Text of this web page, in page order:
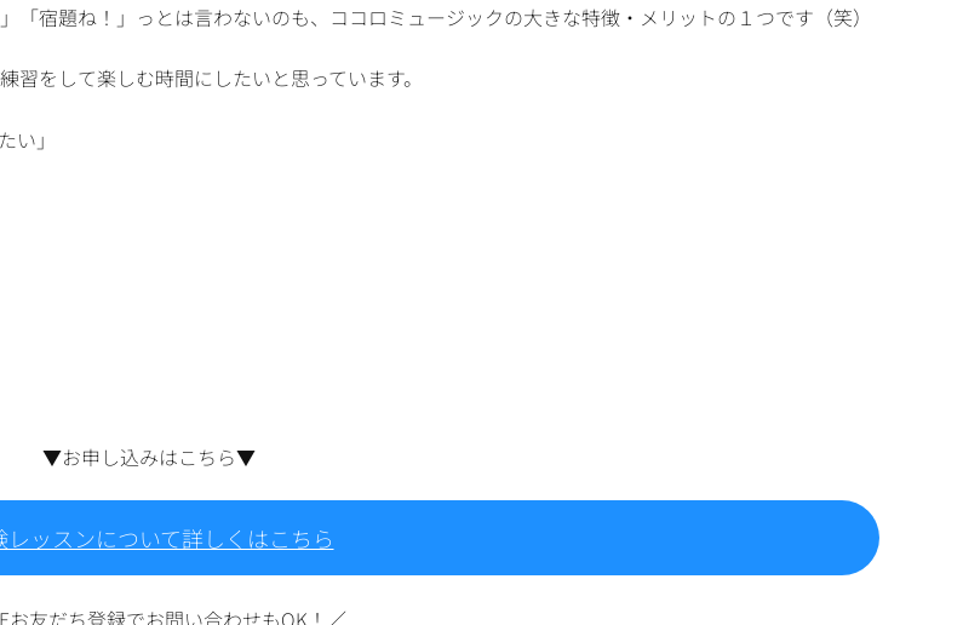
宿題ね！」っとは言わないのも、ココロミュージックの大きな特徴・メリットの１つです（笑）
をして楽しむ時間にしたいと思っています。
い」
▼お申し込みはこちら▼
レッスンについて詳しくはこちら
お友だち登録でお問い合わせもOK！／